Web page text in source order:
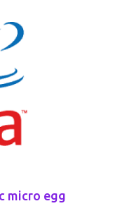
micro egg